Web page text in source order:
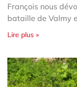
François nous
bataille de Valmy
Lire plus »